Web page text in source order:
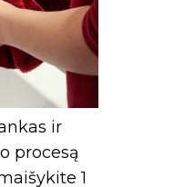
ir
procesą
1